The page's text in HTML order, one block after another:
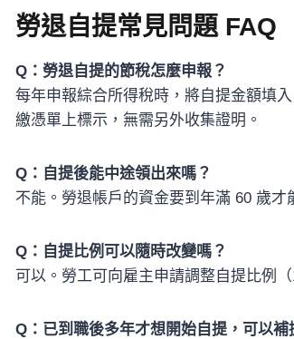
勞退自提常見問題 FAQ
Q：勞退自提的節稅怎麼申報？
每年申報綜合所得稅時，將自提金額填
繳憑單上標示，無需另外收集證明。
Q：自提後能中途領出來嗎？
不能。勞退帳戶的資金要到年滿 60 歲
Q：自提比例可以隨時改變嗎？
可以。勞工可向雇主申請調整自提比例
Q：已到職後多年才想開始自提，可以補